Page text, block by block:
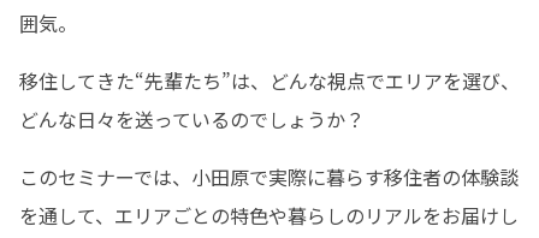
囲気。
移住してきた“先輩たち”は、どんな視点でエリアを選び、
どんな日々を送っているのでしょうか？
このセミナーでは、小田原で実際に暮らす移住者の体験談
を通して、エリアごとの特色や暮らしのリアルをお届けし